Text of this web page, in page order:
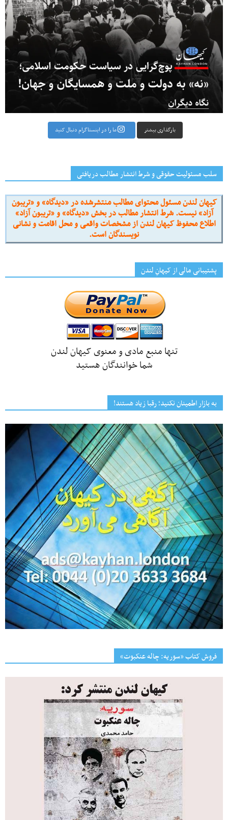
بارگذاری بیشتر ما را در اینستاگرام دنبال کنید
سلب مسئولیت حقوقی و شرط انتشار مطالب دریافتی
کیهان لندن مسئول محتوای مطالب منتشرشده در «دیدگاه» و «تریبون
آزاد» نیست. شرط انتشار مطالب در بخش «دیدگاه» و «تریبون آزاد»
اطلاع محفوظ کیهان لندن از مشخصات واقعی و محل اقامت و نشانی
نویسندگان است.
پشتیبانی مالی از کیهانِ لندن
تنها منبع مادی و معنوی کیهان لندن
شما خوانندگان هستید
به بازار اطمینان نکنید؛ رقبا زیاد هستند!
فروش کتاب «سوریه: چاله عنکبوت»